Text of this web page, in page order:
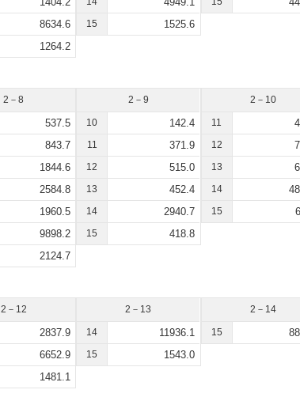
8634.6
1264.2
15 1525.6
2－8
537.5
843.7
1844.6
2584.8
1960.5
9898.2
2124.7
2－9
10 142.4
11 371.9
12 515.0
13 452.4
14 2940.7
15 418.8
2－10
11
12
13
14
15
2－12
2837.9
6652.9
1481.1
2－13
14 11936.1
15 1543.0
2－14
15